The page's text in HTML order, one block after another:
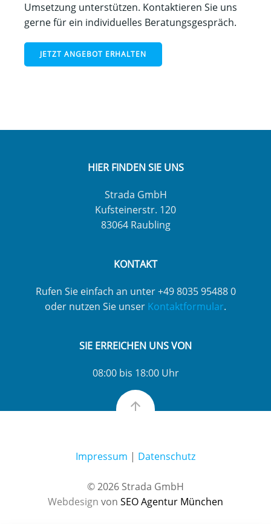
Umsetzung unterstützen. Kontaktieren Sie uns
gerne für ein individuelles Beratungsgespräch.
JETZT ANGEBOT ERHALTEN
HIER FINDEN SIE UNS
Strada GmbH
Kufsteinerstr. 120
83064 Raubling
KONTAKT
Rufen Sie einfach an unter +49 8035 95488 0
oder nutzen Sie unser Kontaktformular.
SIE ERREICHEN UNS VON
08:00 bis 18:00 Uhr
Impressum | Datenschutz
© 2026 Strada GmbH
Webdesign von SEO Agentur München